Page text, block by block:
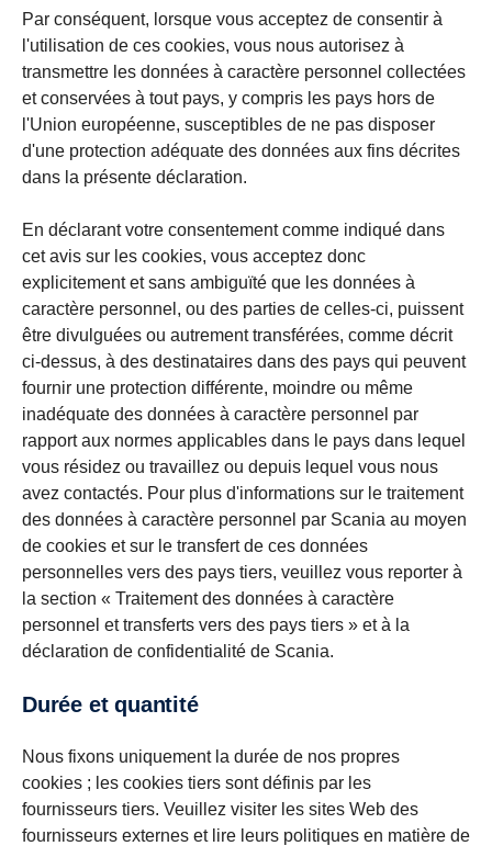
Par conséquent, lorsque vous acceptez de consentir à
l'utilisation de ces cookies, vous nous autorisez à
transmettre les données à caractère personnel collectées
et conservées à tout pays, y compris les pays hors de
l'Union européenne, susceptibles de ne pas disposer
d'une protection adéquate des données aux fins décrites
dans la présente déclaration.
En déclarant votre consentement comme indiqué dans
cet avis sur les cookies, vous acceptez donc
explicitement et sans ambiguïté que les données à
caractère personnel, ou des parties de celles-ci, puissent
être divulguées ou autrement transférées, comme décrit
ci-dessus, à des destinataires dans des pays qui peuvent
fournir une protection différente, moindre ou même
inadéquate des données à caractère personnel par
rapport aux normes applicables dans le pays dans lequel
vous résidez ou travaillez ou depuis lequel vous nous
avez contactés. Pour plus d'informations sur le traitement
des données à caractère personnel par Scania au moyen
de cookies et sur le transfert de ces données
personnelles vers des pays tiers, veuillez vous reporter à
la section « Traitement des données à caractère
personnel et transferts vers des pays tiers » et à la
déclaration de confidentialité de Scania.
Durée et quantité
Nous fixons uniquement la durée de nos propres
cookies ; les cookies tiers sont définis par les
fournisseurs tiers. Veuillez visiter les sites Web des
fournisseurs externes et lire leurs politiques en matière de